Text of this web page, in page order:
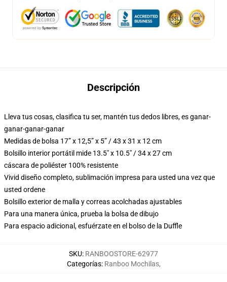
Descripción
Lleva tus cosas, clasifica tu ser, mantén tus dedos libres, es ganar-
ganar-ganar-ganar
Medidas de bolsa 17” x 12,5” x 5” / 43 x 31 x 12 cm
Bolsillo interior portátil mide 13.5" x 10.5" / 34 x 27 cm
cáscara de poliéster 100% resistente
Vivid diseño completo, sublimación impresa para usted una vez que
usted ordene
Bolsillo exterior de malla y correas acolchadas ajustables
Para una manera única, prueba la bolsa de dibujo
Para espacio adicional, esfuérzate en el bolso de la Duffle
SKU: RANBOOSTORE-62977
Categorías: Ranboo Mochilas,